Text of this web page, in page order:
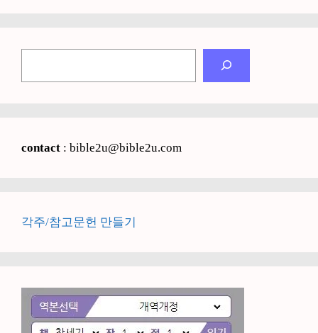
contact : bible2u@bible2u.com
각주/참고문헌 만들기